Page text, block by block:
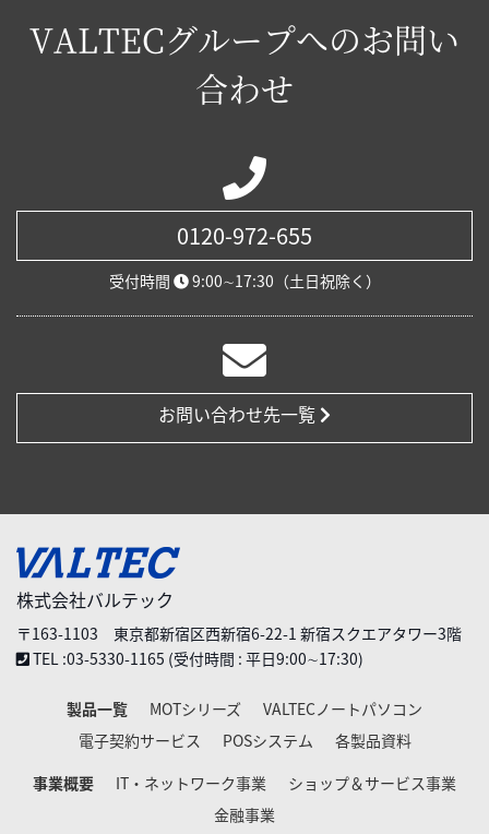
VALTECグループへのお問い
合わせ
0120-972-655
受付時間 9:00∼17:30（土日祝除く）
お問い合わせ先一覧
株式会社バルテック
〒163-1103 東京都新宿区西新宿6-22-1 新宿スクエアタワー3階
TEL :03-5330-1165 (受付時間 : 平日9:00∼17:30)
製品一覧 MOTシリーズ
VALTECノートパソコン
電子契約サービス
POSシステム
各製品資料
事業概要
IT・ネットワーク事業
ショップ＆サービス事業
金融事業